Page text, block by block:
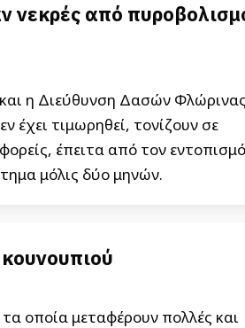
νεκρές από
η Διεύθυνση Δασών
τιμωρηθεί, τονίζουν σε
έπειτα από τον εντοπισμό
μόλις δύο μηνών.
οποία μεταφέρουν πολλές και